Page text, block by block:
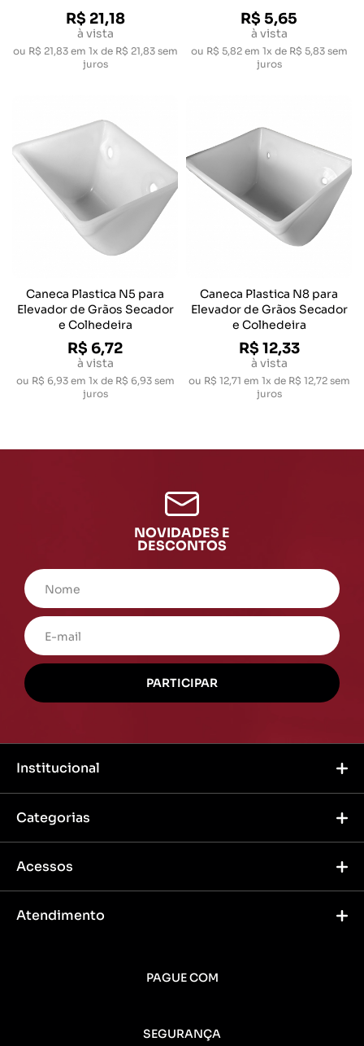
R$ 21,18
à vista
ou R$ 21,83em 1x de R$ 21,83 sem
juros
R$ 5,65
à vista
ou R$ 5,82em 1x de R$ 5,83 sem
juros
Caneca Plastica N5 para
Elevador de Grãos Secador
e Colhedeira
R$ 6,72
à vista
ou R$ 6,93em 1x de R$ 6,93 sem
juros
Caneca Plastica N8 para
Elevador de Grãos Secador
e Colhedeira
R$ 12,33
à vista
ou R$ 12,71 em 1x de R$ 12,72 sem
juros
NOVIDADES E
DESCONTOS
Institucional
Categorias
Acessos
Atendimento
PAGUE COM
SEGURANÇA